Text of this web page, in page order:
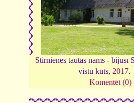
Stirnienes tautas nams - bijusī
vistu kūts, 2017.
Komentēt (0)